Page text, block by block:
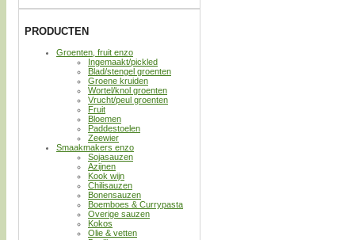
PRODUCTEN
Groenten, fruit enzo
Ingemaakt/pickled
Blad/stengel groenten
Groene kruiden
Wortel/knol groenten
Vrucht/peul groenten
Fruit
Bloemen
Paddestoelen
Zeewier
Smaakmakers enzo
Sojasauzen
Azijnen
Kook wijn
Chilisauzen
Bonensauzen
Boemboes & Currypasta
Overige sauzen
Kokos
Olie & vetten